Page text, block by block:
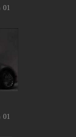
01 كانون الثاني 2013, 12:00 ص
01 كانون الثاني 2013, 12:00 ص